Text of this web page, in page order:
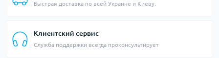
Быстрая доставка по всей Украине и Киеву.
Клиентский сервис
Служба поддержки всегда проконсультирует